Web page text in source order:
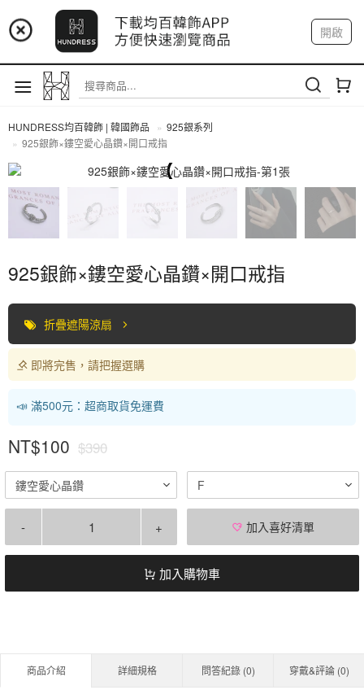
📢 市集預告：9/4-9/6 淡水捷運站
📢 市集預告：9/12-9/13 八里海巡基地
📢 市集預告：8/22-8/23 桃園青埔置地廣場
開啟
註冊 我的帳戶
HUNDRESS均百韓飾 | 韓國飾品
925銀系列
925銀飾×鏤空愛心晶鑽×開口戒指
925銀系列
925銀飾×鏤空愛心晶鑽×開口戒指
折疊遮陽涼扇
即將完售，請把握選購
📣 滿500元：超商取貨免運費
NT$100 $390
鏤空愛心晶鑽 F
- + 加入喜好清單
加入購物車
商品介紹 詳細規格 問答紀錄 (0) 穿戴&評論 (0)